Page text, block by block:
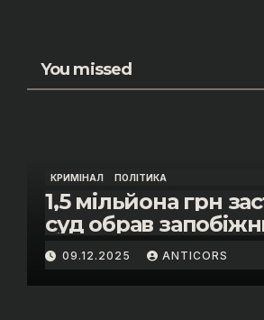
You missed
КРИМІНАЛ ПОЛІТИКА
1,5 мільйона грн
суд обрав
помічнику
Скороход у справі
«санкційний
09.12.2025 ANTICORS